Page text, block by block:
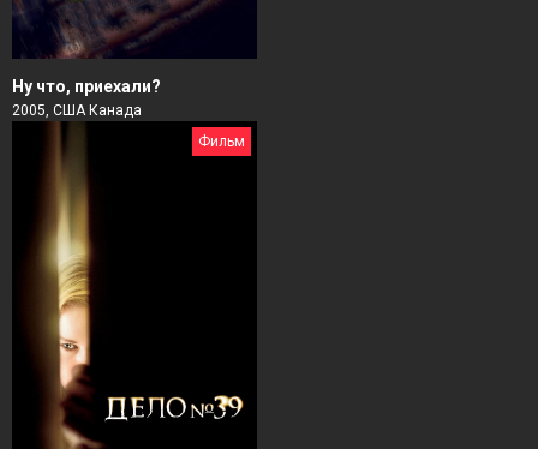
Ну что, приехали?
2005, США Канада
Фильм